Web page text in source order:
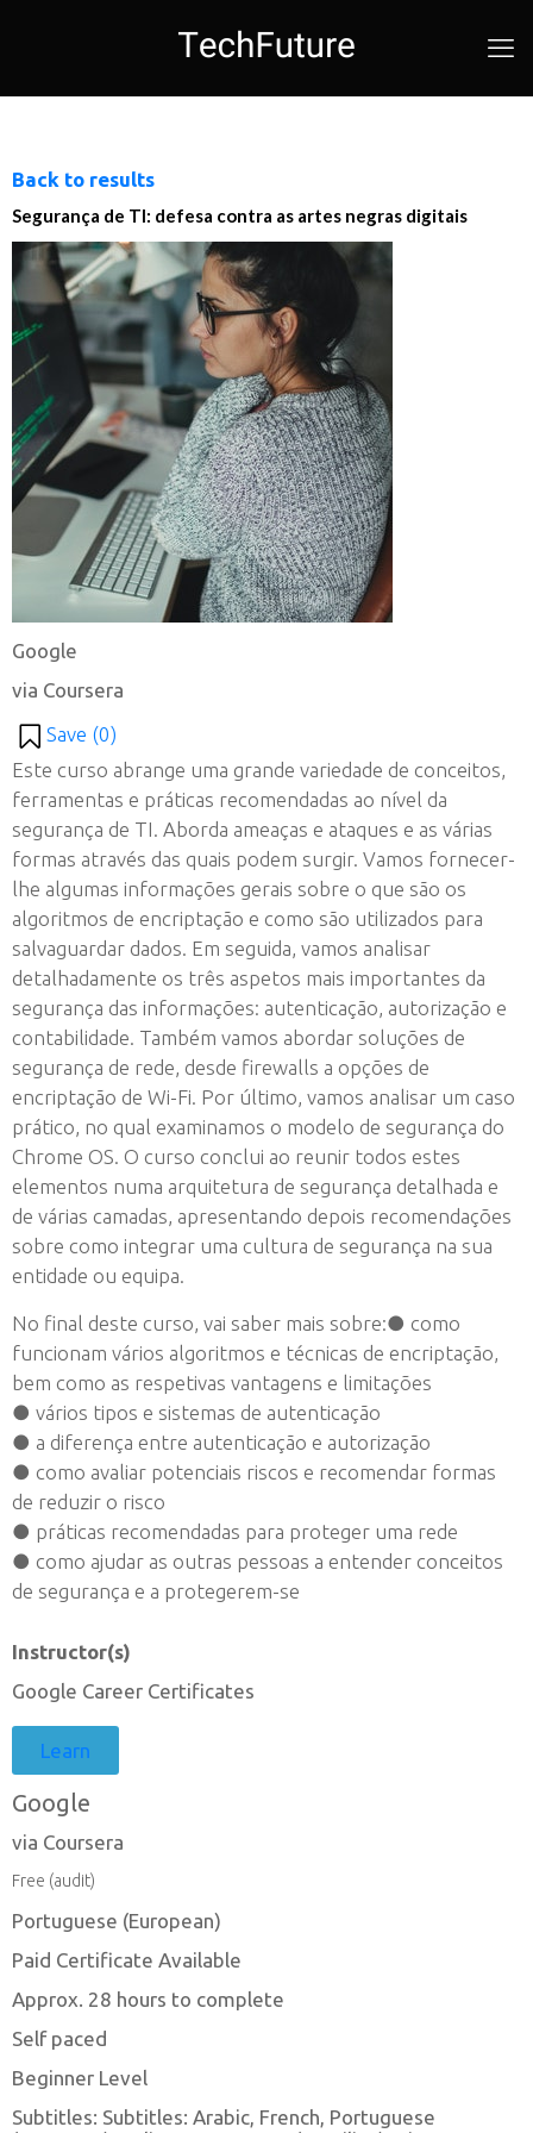
Back to results
Segurança de TI: defesa contra as artes negras digitais
Google
via Coursera
Save (0)
Este curso abrange uma grande variedade de conceitos,
ferramentas e práticas recomendadas ao nível da
segurança de TI. Aborda ameaças e ataques e as várias
formas através das quais podem surgir. Vamos fornecer-
lhe algumas informações gerais sobre o que são os
algoritmos de encriptação e como são utilizados para
salvaguardar dados. Em seguida, vamos analisar
detalhadamente os três aspetos mais importantes da
segurança das informações: autenticação, autorização e
contabilidade. Também vamos abordar soluções de
segurança de rede, desde firewalls a opções de
encriptação de Wi-Fi. Por último, vamos analisar um caso
prático, no qual examinamos o modelo de segurança do
Chrome OS. O curso conclui ao reunir todos estes
elementos numa arquitetura de segurança detalhada e
de várias camadas, apresentando depois recomendações
sobre como integrar uma cultura de segurança na sua
entidade ou equipa.
No final deste curso, vai saber mais sobre:● como
funcionam vários algoritmos e técnicas de encriptação,
bem como as respetivas vantagens e limitações
● vários tipos e sistemas de autenticação
● a diferença entre autenticação e autorização
● como avaliar potenciais riscos e recomendar formas
de reduzir o risco
● práticas recomendadas para proteger uma rede
● como ajudar as outras pessoas a entender conceitos
de segurança e a protegerem-se
Instructor(s)
Google Career Certificates
Learn
Google
via Coursera
Free (audit)
Portuguese (European)
Paid Certificate Available
Approx. 28 hours to complete
Self paced
Beginner Level
Subtitles: Subtitles: Arabic, French, Portuguese